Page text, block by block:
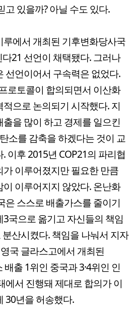
고 있을까? 아닐 수도 있다.
에서 개최된 기후변화당사국
21 선언이 채택됐다. 그러나
선언이어서 구속력은 없었다.
로토콜이 합의되면서 이산화
으로 논의되기 시작했다. 지
을 많이 하고 경제를 일으킨
소를 감축을 하겠다는 것이 교
이후 2015년 COP21의 파리협
이루어졌지만 필요한 만큼
이루어지지 않았다. 온난화
은 스스로 배출가스를 줄이기
국으로 옮기고 자신들의 책임
산시켰다. 책임을 나눠서 지자
국 글라스고에서 개최된
출 1위인 중국과 3·4위인 인
에서 진행돼 제대로 합의가 이
30년을 허송했다.